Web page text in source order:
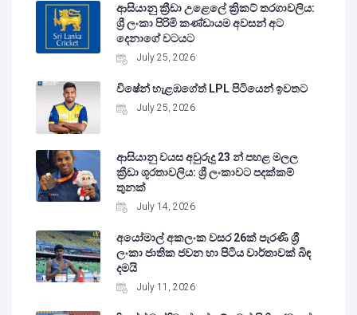
ආසියානු ක්‍රීඩා උළෙලේ ක්‍රිකට් තරගාවලිය:
ශ්‍රී ලංකා පිරිමි කණ්ඩායම අවසන් අට
දෙනාගේ වටයට
July 25, 2026
විෂේන් හැළඹගේත් LPL පිටියෙන් ඉවතට
July 25, 2026
ආසියානු වයස අවුරුදු 23 න් පහළ මලල
ක්‍රීඩා ශූරතාවලිය: ශ්‍රී ලංකාවට පදක්කම්
තුනක්
July 14, 2026
අයෝමාල් අකලංක වසර 26ක් පැරණි ශ්‍රී
ලංකා ජාතික ජවන හා පිටිය වාර්තාවක් බිඳ
දමයි
July 11, 2026